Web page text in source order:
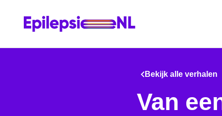
Bekijk alle verhalen
Van